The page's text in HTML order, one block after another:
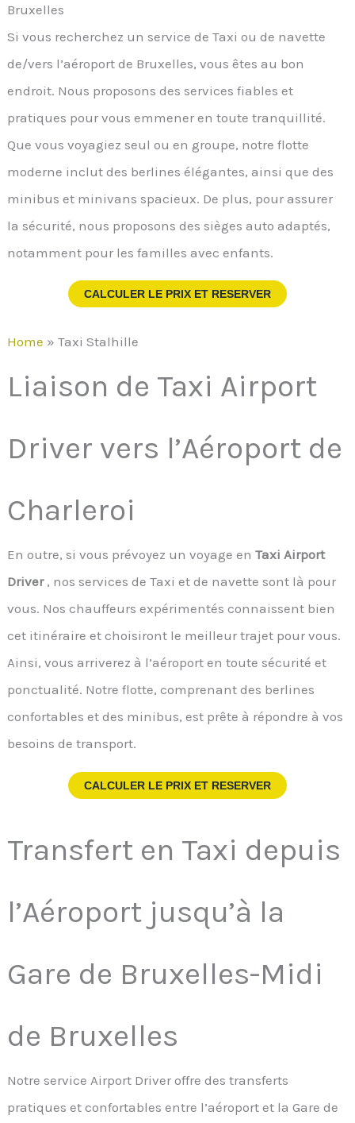
Bruxelles
Si vous recherchez un service de Taxi ou de navette
de/vers l’aéroport de Bruxelles, vous êtes au bon
endroit. Nous proposons des services fiables et
pratiques pour vous emmener en toute tranquillité.
Que vous voyagiez seul ou en groupe, notre flotte
moderne inclut des berlines élégantes, ainsi que des
minibus et minivans spacieux. De plus, pour assurer
la sécurité, nous proposons des sièges auto adaptés,
notamment pour les familles avec enfants.
CALCULER LE PRIX ET RESERVER
Home »Taxi Stalhille
Liaison de Taxi Airport
Driver vers l’Aéroport de
Charleroi
En outre, si vous prévoyez un voyage en Taxi Airport
Driver, nos services de Taxi et de navette sont là pour
vous. Nos chauffeurs expérimentés connaissent bien
cet itinéraire et choisiront le meilleur trajet pour vous.
Ainsi, vous arriverez à l’aéroport en toute sécurité et
ponctualité. Notre flotte, comprenant des berlines
confortables et des minibus, est prête à répondre à vos
besoins de transport.
CALCULER LE PRIX ET RESERVER
Transfert en Taxi depuis
l’Aéroport jusqu’à la
Gare de Bruxelles-Midi
de Bruxelles
Notre service Airport Driver offre des transferts
pratiques et confortables entre l’aéroport et la Gare de